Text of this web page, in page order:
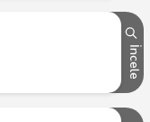
İncele